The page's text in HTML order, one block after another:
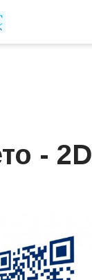
- 2D